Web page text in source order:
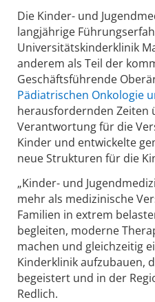
Die Kinder- und
langjährige
Universitätskinderklinik
anderem als Teil der
Geschäftsführende
Pädiatrischen Onkologie
herausfordernden Zeiten
Verantwortung für die
Kinder und entwickelte
neue Strukturen für die
„Kinder- und
mehr als medizinische
Familien in extrem
begleiten, moderne
machen und gleichzeitig
Kinderklinik aufzubauen,
begeistert und in der
Redlich.